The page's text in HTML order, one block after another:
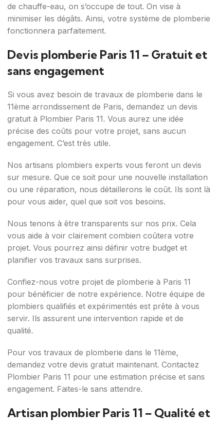
de chauffe-eau, on s’occupe de tout. On vise à
minimiser les dégâts. Ainsi, votre système de plomberie
fonctionnera parfaitement.
Devis plomberie Paris 11 – Gratuit et
sans engagement
Si vous avez besoin de travaux de plomberie dans le
11ème arrondissement de Paris, demandez un devis
gratuit à Plombier Paris 11. Vous aurez une idée
précise des coûts pour votre projet, sans aucun
engagement. C’est très utile.
Nos artisans plombiers experts vous feront un devis
sur mesure. Que ce soit pour une nouvelle installation
ou une réparation, nous détaillerons le coût. Ils sont là
pour vous aider, quel que soit vos besoins.
Nous tenons à être transparents sur nos prix. Cela
vous aide à voir clairement combien coûtera votre
projet. Vous pourrez ainsi définir votre budget et
planifier vos travaux sans surprises.
Confiez-nous votre projet de plomberie à Paris 11
pour bénéficier de notre expérience. Notre équipe de
plombiers qualifiés et expérimentés est prête à vous
servir. Ils assurent une intervention rapide et de
qualité.
Pour vos travaux de plomberie dans le 11ème,
demandez votre devis gratuit maintenant. Contactez
Plombier Paris 11 pour une estimation précise et sans
engagement. Faites-le sans attendre.
Artisan plombier Paris 11 – Qualité et